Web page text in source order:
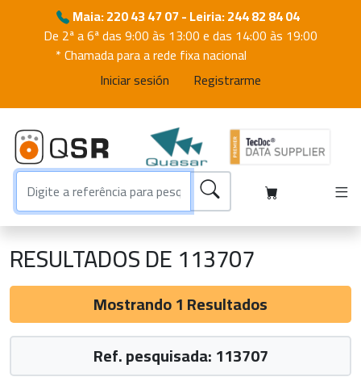
Maia: 220 43 47 07 - Leiria: 244 82 84 04
De 2ª a 6ª das 9:00 às 13:00 e das 14:00 às 19:00
* Chamada para a rede fixa nacional
Iniciar sesión
Registrarme
RESULTADOS DE 113707
Mostrando 1 Resultados
Ref. pesquisada: 113707